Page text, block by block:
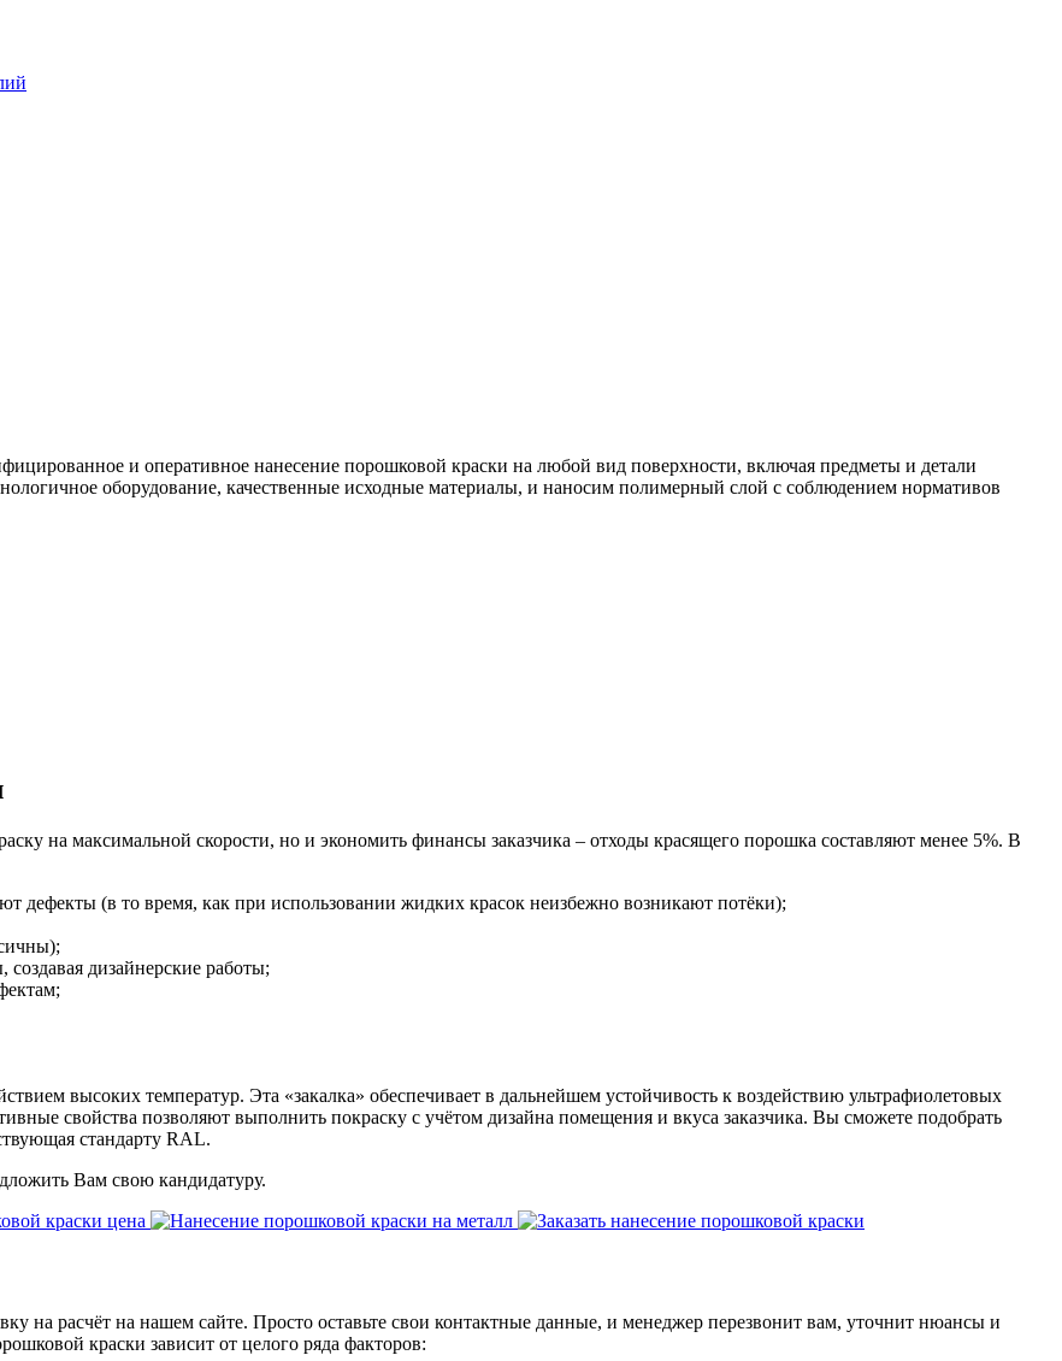
и оперативное нанесение порошковой краски на любой вид поверхности, включая предметы и детали
оборудование, качественные исходные материалы, и наносим полимерный слой с соблюдением нормативов
на максимальной скорости, но и экономить финансы заказчика – отходы красящего порошка составляют менее 5%. В
дефекты (в то время, как при использовании жидких красок неизбежно возникают потёки);
дизайнерские работы;
высоких температур. Эта «закалка» обеспечивает в дальнейшем устойчивость к воздействию ультрафиолетовых
свойства позволяют выполнить покраску с учётом дизайна помещения и вкуса заказчика. Вы сможете подобрать
стандарту RAL.
Вам свою кандидатуру.
на расчёт на нашем сайте. Просто оставьте свои контактные данные, и менеджер перезвонит вам, уточнит нюансы и
краски зависит от целого ряда факторов: